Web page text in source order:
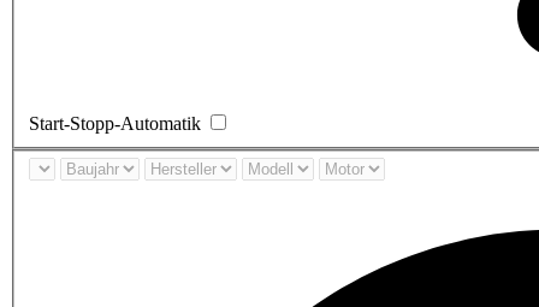
Start-Stopp-Automatik